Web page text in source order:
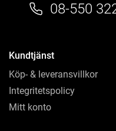
08-550
Kundtjänst
Köp- & leveransvillkor
Integritetspolicy
Mitt konto